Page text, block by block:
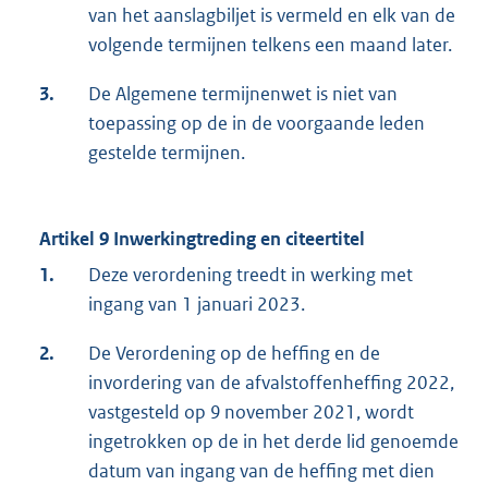
van het aanslagbiljet is vermeld en elk van de
volgende termijnen telkens een maand later.
3.
De Algemene termijnenwet is niet van
toepassing op de in de voorgaande leden
gestelde termijnen.
Artikel 9 Inwerkingtreding en citeertitel
1.
Deze verordening treedt in werking met
ingang van 1 januari 2023.
2.
De Verordening op de heffing en de
invordering van de afvalstoffenheffing 2022,
vastgesteld op 9 november 2021, wordt
ingetrokken op de in het derde lid genoemde
datum van ingang van de heffing met dien